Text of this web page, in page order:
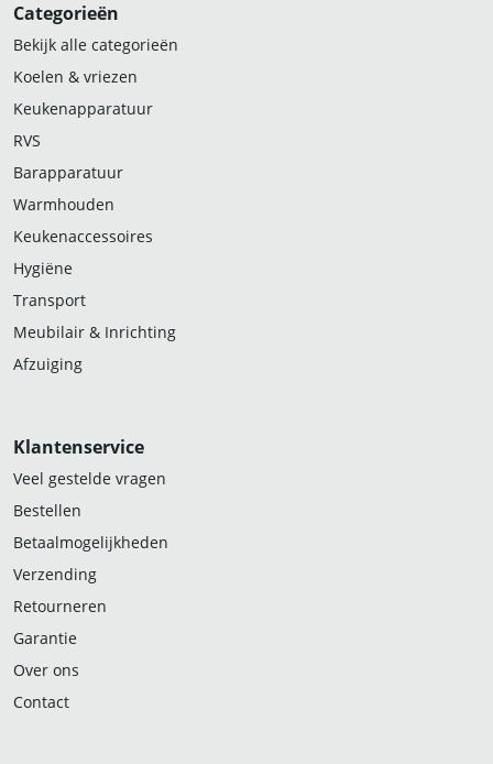
Categorieën
Bekijk alle categorieën
Koelen & vriezen
Keukenapparatuur
RVS
Barapparatuur
Warmhouden
Keukenaccessoires
Hygiëne
Transport
Meubilair & Inrichting
Afzuiging
Klantenservice
Veel gestelde vragen
Bestellen
Betaalmogelijkheden
Verzending
Retourneren
Garantie
Over ons
Contact